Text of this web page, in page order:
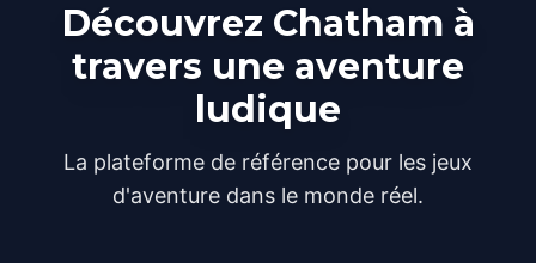
Découvrez Chatham à
travers une aventure
ludique
La plateforme de référence pour les jeux
d'aventure dans le monde réel.